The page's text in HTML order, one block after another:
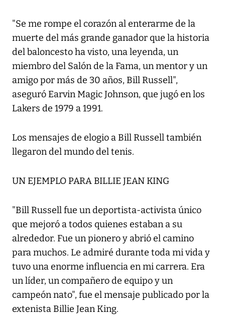
"Se me rompe el corazón al enterarme de la
muerte del más grande ganador que la historia
del baloncesto ha visto, una leyenda, un
miembro del Salón de la Fama, un mentor y un
amigo por más de 30 años, Bill Russell",
aseguró Earvin Magic Johnson, que jugó en los
Lakers de 1979 a 1991.
Los mensajes de elogio a Bill Russell también
llegaron del mundo del tenis.
UN EJEMPLO PARA BILLIE JEAN KING
"Bill Russell fue un deportista-activista único
que mejoró a todos quienes estaban a su
alrededor. Fue un pionero y abrió el camino
para muchos. Le admiré durante toda mi vida y
tuvo una enorme influencia en mi carrera. Era
un líder, un compañero de equipo y un
campeón nato", fue el mensaje publicado por la
extenista Billie Jean King.